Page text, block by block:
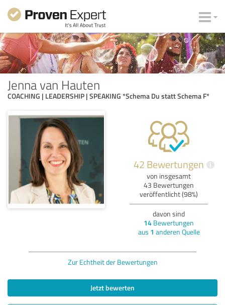
Jenna van Hauten
COACHING | LEADERSHIP | SPEAKING *Schema Du statt Schema F*
42 Bewertungen i
von insgesamt
43 Bewertungen
veröffentlicht (98%)
davon sind
14 Bewertungen
aus 1 anderen Quelle
Zur Echtheit der Bewertungen
Jetzt bewerten